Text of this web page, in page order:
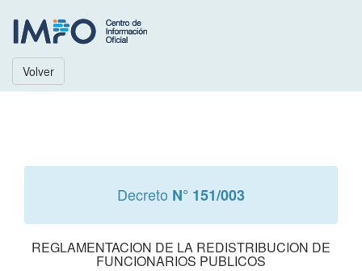
Volver
Decreto N° 151/003
REGLAMENTACION DE LA REDISTRIBUCION DE
FUNCIONARIOS PUBLICOS